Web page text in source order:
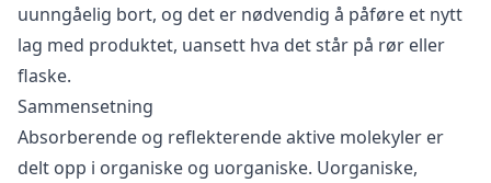
uunngåelig bort, og det er nødvendig å påføre et nytt
lag med produktet, uansett hva det står på rør eller
flaske.
Sammensetning
Absorberende og reflekterende aktive molekyler er
delt opp i organiske og uorganiske. Uorganiske,